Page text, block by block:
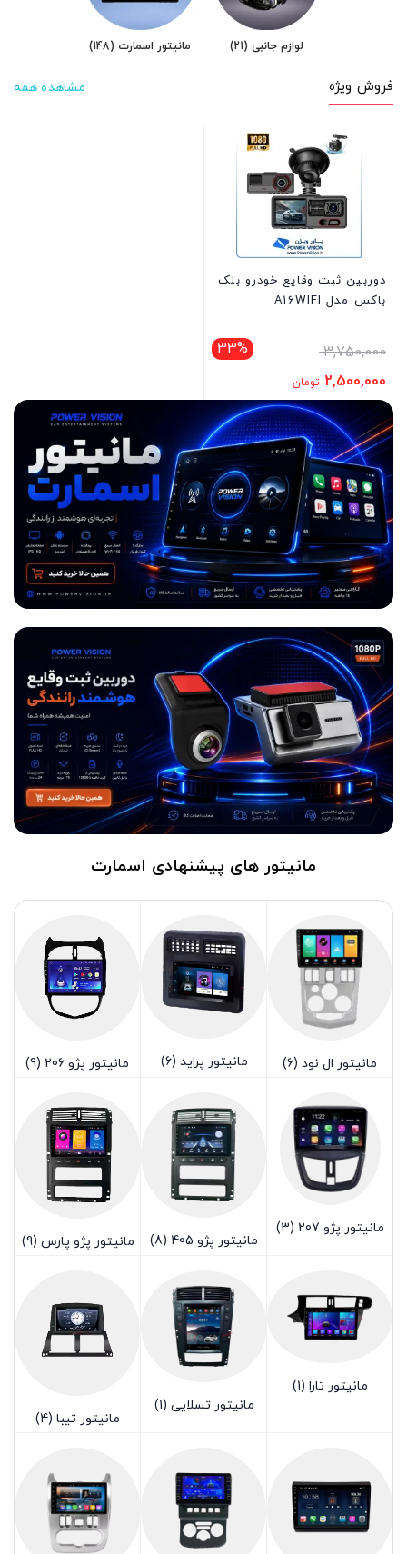
لوازم جانبی (21) مانیتور اسمارت (148)
فروش ویژه مشاهده همه
دوربین ثبت وقایع خودرو بلک
باکس مدل A16WIFI
33%
3,750,000
2,500,000 تومان
مانیتور های پیشنهادی اسمارت
مانیتور ال نود (6) مانیتور پراید (6) مانیتور پژو 206 (9)
مانیتور پژو 207 (3)
مانیتور پژو 405 (8) مانیتور پژو پارس (9)
مانیتور تارا (1)
مانیتور تسلایی (1)
مانیتور تیبا (4)